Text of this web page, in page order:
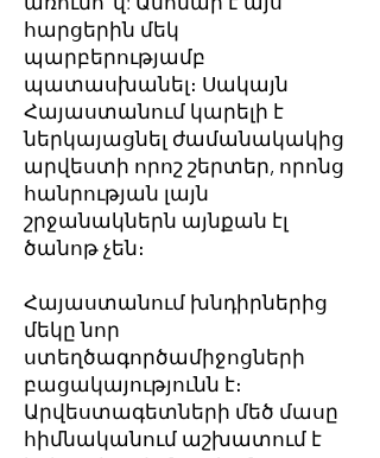
հարցերին մեկ
պարբերությամբ
պատասխանել։ Սակայն
Հայաստանում կարելի է
ներկայացնել ժամանակակից
արվեստի որոշ շերտեր, որոնց
հանրության լայն
շրջանակներն այնքան էլ
ծանոթ չեն։
Հայաստանում խնդիրներից
մեկը նոր
ստեղծագործամիջոցների
բացակայությունն է։
Արվեստագետների մեծ մասը
հիմնականում աշխատում է